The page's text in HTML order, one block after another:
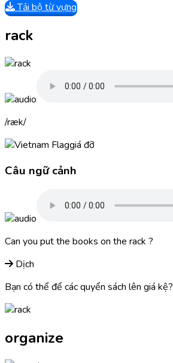
Tải bộ từ vựng
rack
ræk
giá đỡ
Câu ngữ cảnh
Can you put the books on the rack ?
Dịch
Bạn có thể để các quyển sách lên giá kệ?
organize